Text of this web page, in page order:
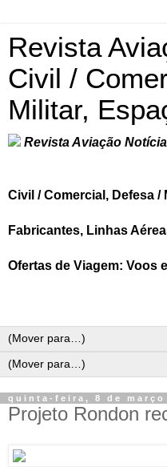
Revista
Civil /
Militar,
Revista Aviação
Civil / Comercial, Defesa /
Fabricantes, Linhas
Ofertas de Viagem: Voos
quinta-feira, 8 de março
Projeto Rondon